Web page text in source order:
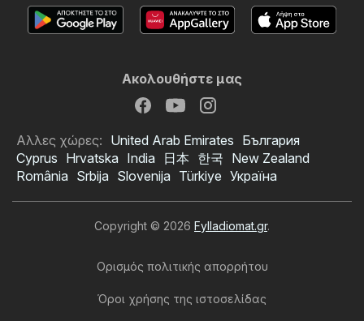
Ακολουθήστε μας
Αλλες χώρες: United Arab Emirates България
Cyprus Hrvatska India 日本 한국 New Zealand
România Srbija Slovenija Türkiye Україна
Copyright © 2026 Fylladiomat.gr.
Ορισμός πολιτικής απορρήτου
Όροι χρήσης της ιστοσελίδας